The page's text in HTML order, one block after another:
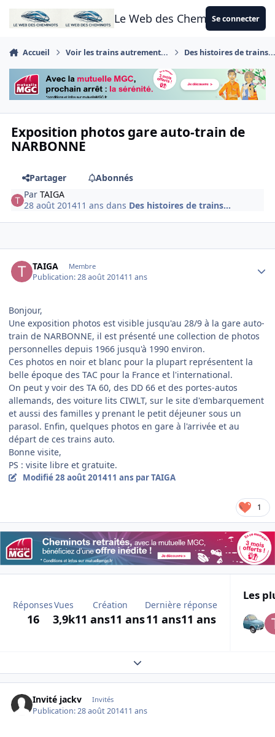
Aller au contenu
Le Web des CheminotsSe connecter
Accueil Voir les trains autrement... Des histoires de
Exposition photos gare auto-train de
NARBONNE
Partager
Abonnés
ParTAIGA
28 août 201411 ans dans Des histoires de trains...
TAIGA Membre
Publication:28 août 201411 ans
Bonjour,
Une exposition photos est visible jusqu'au 28/9 à la gare auto-
train de NARBONNE, il est présenté une collection de photos
personnelles depuis 1966 jusqu'à 1990 environ.
Ces photos en noir et blanc pour la plupart représentent la
belle époque des TAC pour la France et l'international.
On peut y voir des TA 60, des DD 66 et des portes-autos
allemands, des voiture lits CIWLT, sur le site d'embarquement
et aussi des familles y prenant le petit déjeuner sous un
parasol. Enfin, quelques photos en gare à l'arrivée et au
départ de ces trains auto.
Bonne visite,
PS : visite libre et gratuite.
Modifié28 août 201411 ans par TAIGA
1
Réponses
16
Vues
3,9k
Création
11 ans11 ans
Dernière réponse
11 ans11 ans
Les
Expand topic overview
Invité jackv Invités
Publication:28 août 201411 ans